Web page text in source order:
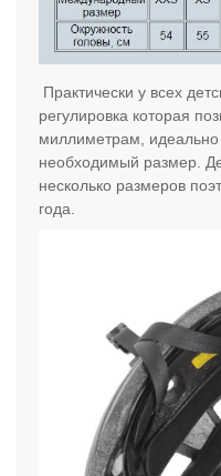
Практически у всех
регулировка которая
миллиметрам,
необходимый размер.
несколько размеров
года.